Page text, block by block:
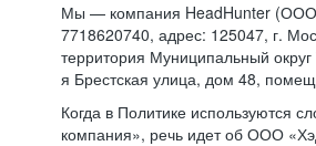
Мы — компания HeadHunter
7718620740, адрес: 125047, г.
территория Муниципальный округ
я Брестская улица, дом 48,
Когда в Политике используются
компания», речь идет об ООО